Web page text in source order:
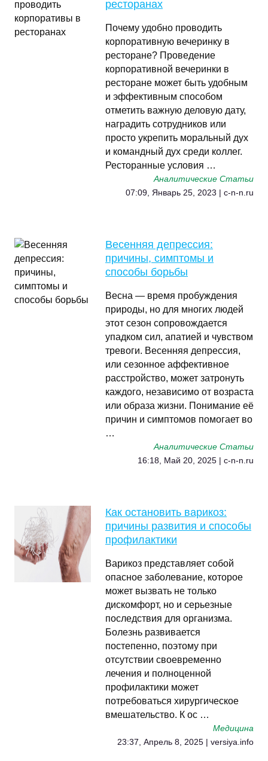
ресторанах
Почему удобно проводить
корпоративную вечеринку в
ресторане? Проведение
корпоративной вечеринки в
ресторане может быть удобным
и эффективным способом
отметить важную деловую дату,
наградить сотрудников или
просто укрепить моральный дух
и командный дух среди коллег.
Ресторанные условия …
Аналитические Статьи
07:09, Январь 25, 2023 | c-n-n.ru
Весенняя депрессия:
причины, симптомы и
способы борьбы
Весна — время пробуждения
природы, но для многих людей
этот сезон сопровождается
упадком сил, апатией и чувством
тревоги. Весенняя депрессия,
или сезонное аффективное
расстройство, может затронуть
каждого, независимо от возраста
или образа жизни. Понимание её
причин и симптомов помогает во
…
Аналитические Статьи
16:18, Май 20, 2025 | c-n-n.ru
Как остановить варикоз:
причины развития и способы
профилактики
Варикоз представляет собой
опасное заболевание, которое
может вызвать не только
дискомфорт, но и серьезные
последствия для организма.
Болезнь развивается
постепенно, поэтому при
отсутствии своевременно
лечения и полноценной
профилактики может
потребоваться хирургическое
вмешательство. К ос …
Медицина
23:37, Апрель 8, 2025 | versiya.info